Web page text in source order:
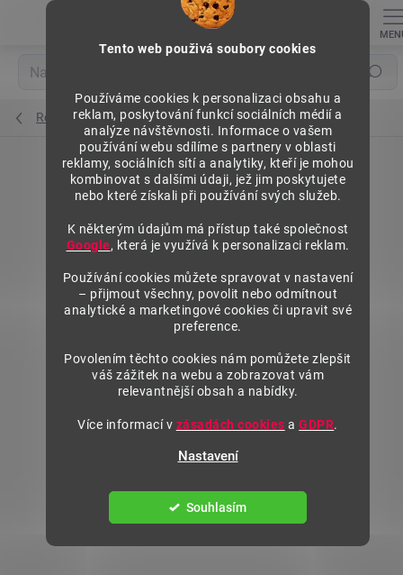
Tento web použivá soubory cookies
Používáme cookies k personalizaci obsahu a
reklam, poskytování funkcí sociálních médií a
analýze návštěvnosti. Informace o vašem
používání webu sdílíme s partnery v oblasti
reklamy, sociálních sítí a analytiky, kteří je mohou
kombinovat s dalšími údaji, jež jim poskytujete
nebo které získali při používání svých služeb.
K některým údajům má přístup také společnost
Google, která je využívá k personalizaci reklam.
Používání cookies můžete spravovat v nastavení
– přijmout všechny, povolit nebo odmítnout
analytické a marketingové cookies či upravit své
preference.
Povolením těchto cookies nám pomůžete zlepšit
váš zážitek na webu a zobrazovat vám
relevantnější obsah a nabídky.
Více informací v zásadách cookies aGDPR.
Nastavení
Souhlasím
Hledat
Regály výška 1840 mm, přídavné moduly